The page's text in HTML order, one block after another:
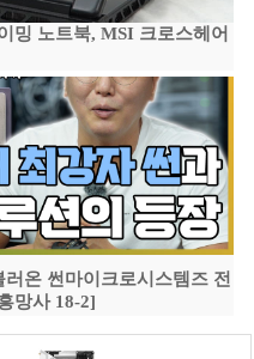
밍 노트북, MSI 크로스헤어
온 썬마이크로시스템즈 전
망사 18-2]